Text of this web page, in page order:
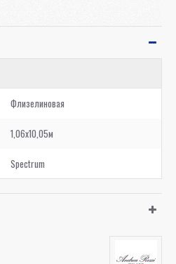
Флизелиновая
1,06x10,05м
Spectrum